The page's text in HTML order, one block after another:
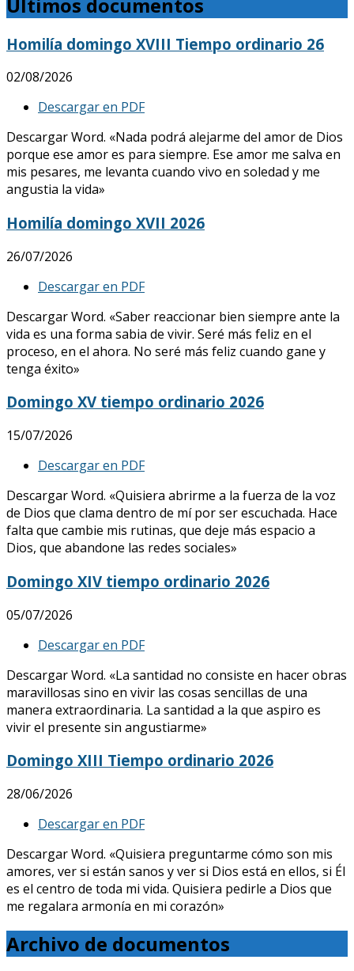
Homilía domingo XVIII Tiempo ordinario 26
02/08/2026
Descargar en PDF
Descargar Word. «Nada podrá alejarme del amor de Dios
porque ese amor es para siempre. Ese amor me salva en
mis pesares, me levanta cuando vivo en soledad y me
angustia la vida»
Homilía domingo XVII 2026
26/07/2026
Descargar en PDF
Descargar Word. «Saber reaccionar bien siempre ante la
vida es una forma sabia de vivir. Seré más feliz en el
proceso, en el ahora. No seré más feliz cuando gane y
tenga éxito»
Domingo XV tiempo ordinario 2026
15/07/2026
Descargar en PDF
Descargar Word. «Quisiera abrirme a la fuerza de la voz
de Dios que clama dentro de mí por ser escuchada. Hace
falta que cambie mis rutinas, que deje más espacio a
Dios, que abandone las redes sociales»
Domingo XIV tiempo ordinario 2026
05/07/2026
Descargar en PDF
Descargar Word. «La santidad no consiste en hacer obras
maravillosas sino en vivir las cosas sencillas de una
manera extraordinaria. La santidad a la que aspiro es
vivir el presente sin angustiarme»
Domingo XIII Tiempo ordinario 2026
28/06/2026
Descargar en PDF
Descargar Word. «Quisiera preguntarme cómo son mis
amores, ver si están sanos y ver si Dios está en ellos, si Él
es el centro de toda mi vida. Quisiera pedirle a Dios que
me regalara armonía en mi corazón»
Archivo de documentos